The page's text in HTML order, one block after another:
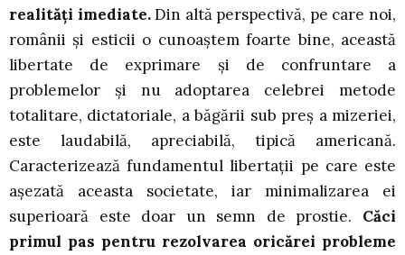
realităţi imediate.Din altă perspectivă, pe care noi,
românii şi esticii o cunoaştem foarte bine, această
libertate de exprimare şi de confruntare a
problemelor şi nu adoptarea celebrei metode
totalitare, dictatoriale, a băgării sub preş a mizeriei,
este laudabilă, apreciabilă, tipică americană.
Caracterizează fundamentul libertaţii pe care este
aşezată aceasta societate, iar minimalizarea ei
superioară este doar un semn de prostie. Căci
primul pas pentru rezolvarea oricărei probleme